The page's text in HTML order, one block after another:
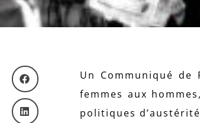
Un Communiqué
femmes aux
politiques